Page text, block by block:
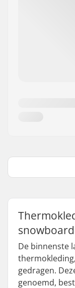
De binnenste
gedragen.
genoemd,